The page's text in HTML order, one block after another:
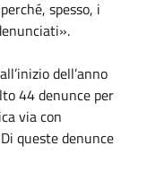
spesso, i
dell’anno
44 denunce per
via con
queste denunce